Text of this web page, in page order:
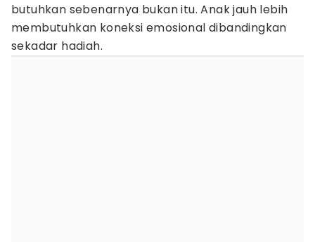
butuhkan sebenarnya bukan itu. Anak jauh lebih
membutuhkan koneksi emosional dibandingkan
sekadar hadiah.